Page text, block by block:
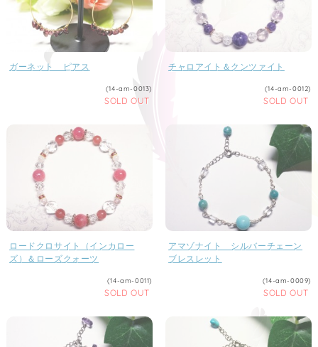
ガーネット ピアス
(14-am-0013)
SOLD OUT
チャロアイト＆クンツァイト
(14-am-0012)
SOLD OUT
ロードクロサイト（インカロー
ズ）＆ローズクォーツ
(14-am-0011)
SOLD OUT
アマゾナイト シルバーチェーン
ブレスレット
(14-am-0009)
SOLD OUT